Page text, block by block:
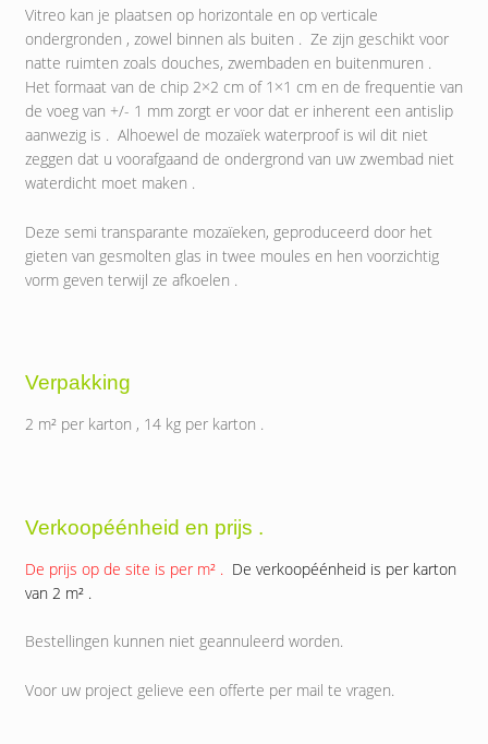
Vitreo kan je plaatsen op horizontale en op verticale
ondergronden , zowel binnen als buiten . Ze zijn geschikt voor
natte ruimten zoals douches, zwembaden en buitenmuren .
Het formaat van de chip 2×2 cm of 1×1 cm en de frequentie van
de voeg van +/- 1 mm zorgt er voor dat er inherent een antislip
aanwezig is . Alhoewel de mozaïek waterproof is wil dit niet
zeggen dat u voorafgaand de ondergrond van uw zwembad niet
waterdicht moet maken .
Deze semi transparante mozaïeken, geproduceerd door het
gieten van gesmolten glas in twee moules en hen voorzichtig
vorm geven terwijl ze afkoelen .
Verpakking
2 m² per karton , 14 kg per karton .
Verkoopéénheid en prijs .
De prijs op de site is per m² . De verkoopéénheid is per karton
van 2 m² .
Bestellingen kunnen niet geannuleerd worden.
Voor uw project gelieve een offerte per mail te vragen.